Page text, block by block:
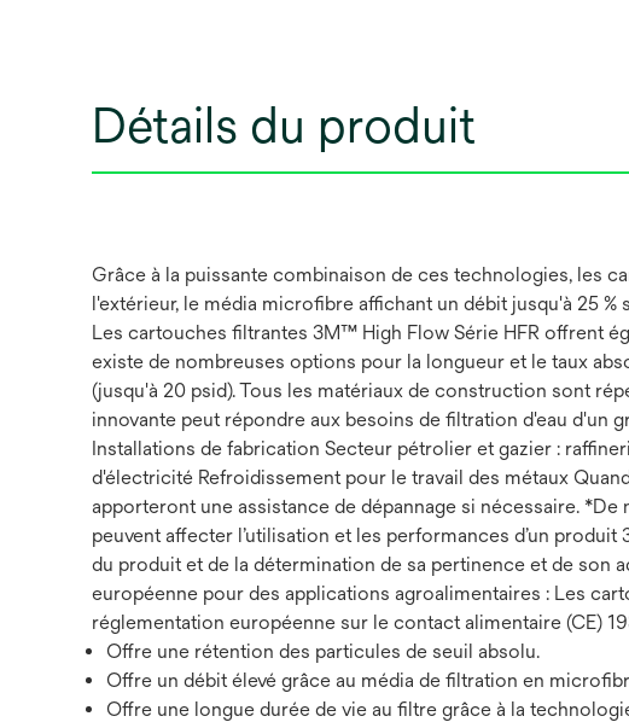
Détails du produit
Grâce à la puissante combinaison de ces technologies, les
l'extérieur, le média microfibre affichant un débit jusqu'à 25
Les cartouches filtrantes 3M™ High Flow Série HFR offrent
existe de nombreuses options pour la longueur et le taux
(jusqu'à 20 psid). Tous les matériaux de construction sont
innovante peut répondre aux besoins de filtration d'eau d'un
Installations de fabrication Secteur pétrolier et gazier :
d'électricité Refroidissement pour le travail des métaux
apporteront une assistance de dépannage si nécessaire.
peuvent affecter l’utilisation et les performances d’un
du produit et de la détermination de sa pertinence et de son
européenne pour des applications agroalimentaires : Les
réglementation européenne sur le contact alimentaire (CE)
Offre une rétention des particules de seuil absolu.
Offre un débit élevé grâce au média de filtration en
Offre une longue durée de vie au filtre grâce à la